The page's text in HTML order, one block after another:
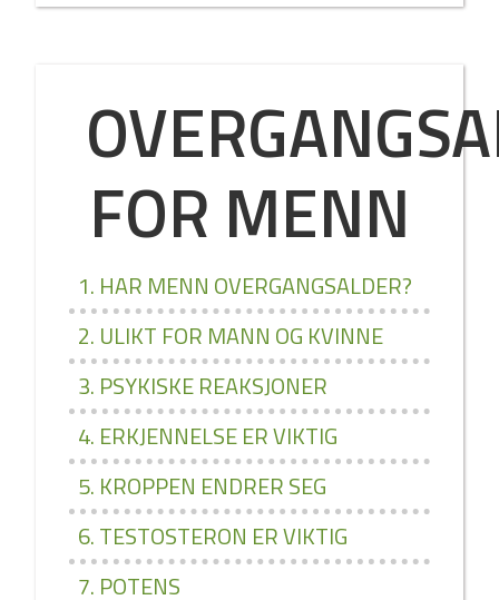
FOR MENN
1. HAR MENN OVERGANGSALDER?
2. ULIKT FOR MANN OG KVINNE
3. PSYKISKE REAKSJONER
4. ERKJENNELSE ER VIKTIG
5. KROPPEN ENDRER SEG
6. TESTOSTERON ER VIKTIG
7. POTENS